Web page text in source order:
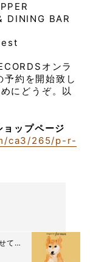
DINING BAR
オンラ
約を開始致し
にどうぞ。以
ップページ
ca3/265/p-r-
て